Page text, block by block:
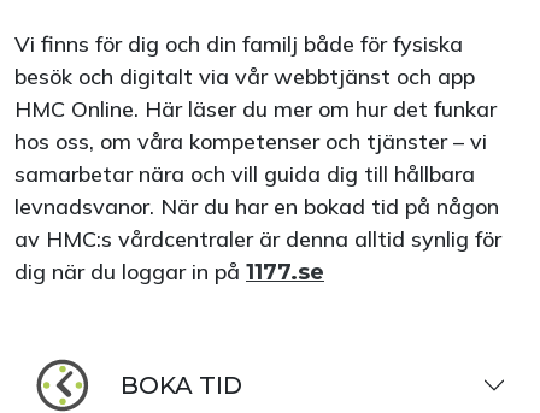
Vi finns för dig och din familj både för fysiska
besök och digitalt via vår webbtjänst och app
HMC Online. Här läser du mer om hur det funkar
hos oss, om våra kompetenser och tjänster – vi
samarbetar nära och vill guida dig till hållbara
levnadsvanor. När du har en bokad tid på någon
av HMC:s vårdcentraler är denna alltid synlig för
dig när du loggar in på 1177.se
BOKA TID